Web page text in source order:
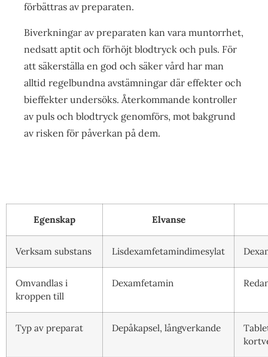
förbättras av preparaten.
Biverkningar av preparaten kan vara muntorrhet,
nedsatt aptit och förhöjt blodtryck och puls. För
att säkerställa en god och säker vård har man
alltid regelbundna avstämningar där effekter och
bieffekter undersöks. Återkommande kontroller
av puls och blodtryck genomförs, mot bakgrund
av risken för påverkan på dem.
Egenskap Elvanse
Verksam substans Lisdexamfetamindimesylat
Omvandlas i
kroppen till
Dexamfetamin
Typ av preparat Depåkapsel, långverkande